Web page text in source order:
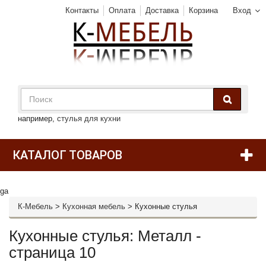
Вход
Контакты Оплата Доставка Корзина
например, стулья для кухни
КАТАЛОГ ТОВАРОВ
ga
К-Мебель > Кухонная мебель > Кухонные стулья
Кухонные стулья: Металл -
страница 10